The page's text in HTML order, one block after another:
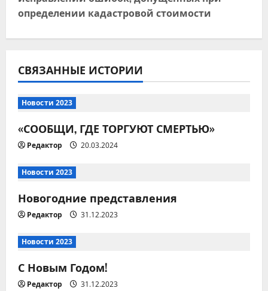
и
п
о
з
а
п
и
с
я
м
определении кадастровой стоимости
СВЯЗАННЫЕ ИСТОРИИ
Новости 2023
«СООБЩИ, ГДЕ ТОРГУЮТ СМЕРТЬЮ»
Редактор 20.03.2024
Новости 2023
Новогодние представления
Редактор 31.12.2023
Новости 2023
С Новым Годом!
Редактор 31.12.2023